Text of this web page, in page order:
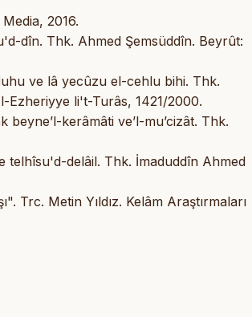
2016.
dîn. Thk. Ahmed Şemsüddîn. Beyrût:
ve lâ yecûzu el-cehlu bihi. Thk.
Ezheriyye li't-Turâs, 1421/2000.
beyne’l-kerâmâti ve’l-mu’cizât. Thk.
telhîsu'd-delâil. Thk. İmaduddîn Ahmed
Trc. Metin Yıldız. Kelâm Araştırmaları